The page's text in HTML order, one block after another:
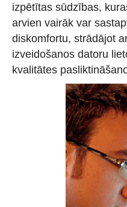
izpētītas sūdzības,
arvien vairāk var
diskomfortu, strādājot
izveidošanos datoru
kvalitātes